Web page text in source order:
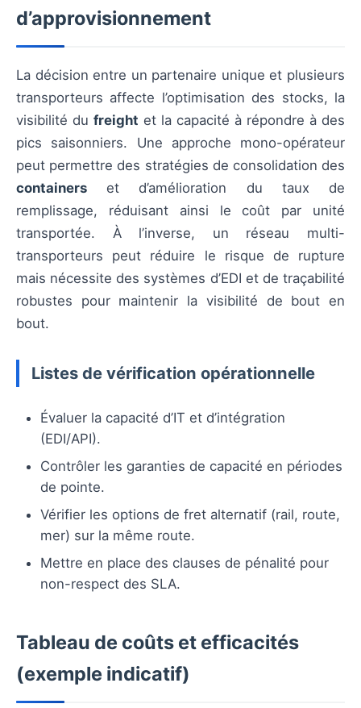
d’approvisionnement
La décision entre un partenaire unique et plusieurs
transporteurs affecte l’optimisation des stocks, la
visibilité du freight et la capacité à répondre à des
pics saisonniers. Une approche mono-opérateur
peut permettre des stratégies de consolidation des
containers et d’amélioration du taux de
remplissage, réduisant ainsi le coût par unité
transportée. À l’inverse, un réseau multi-
transporteurs peut réduire le risque de rupture
mais nécessite des systèmes d’EDI et de traçabilité
robustes pour maintenir la visibilité de bout en
bout.
Listes de vérification opérationnelle
Évaluer la capacité d’IT et d’intégration
(EDI/API).
Contrôler les garanties de capacité en périodes
de pointe.
Vérifier les options de fret alternatif (rail, route,
mer) sur la même route.
Mettre en place des clauses de pénalité pour
non-respect des SLA.
Tableau de coûts et efficacités
(exemple indicatif)